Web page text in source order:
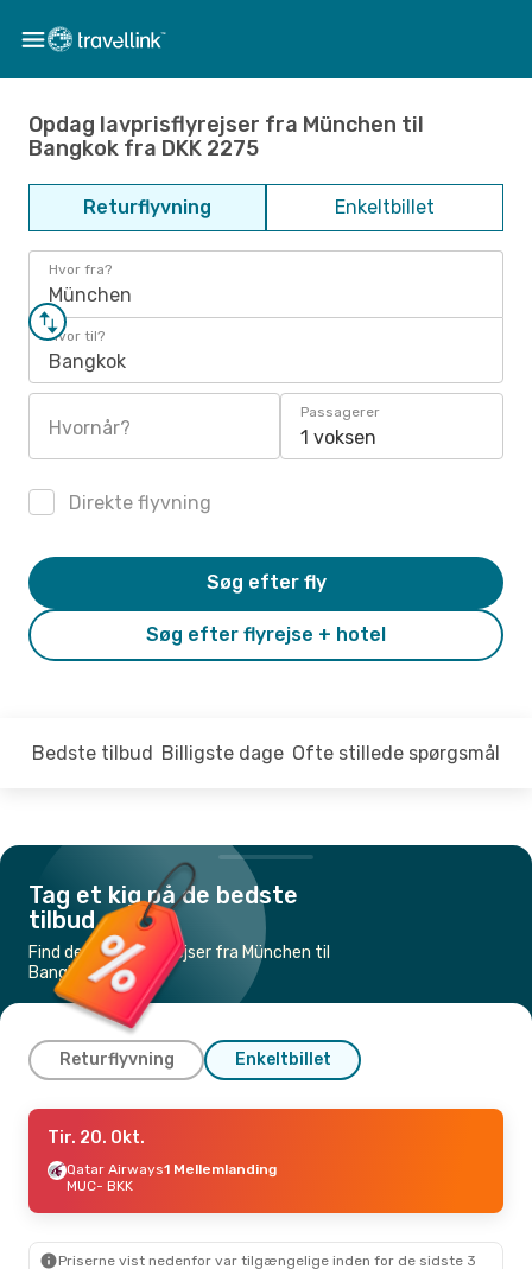
Opdag lavprisflyrejser fra München til
Bangkok fra DKK 2275
Returflyvning Enkeltbillet
Hvor fra?
München
Hvor til?
Bangkok
Hvornår?
Passagerer
1 voksen
Direkte flyvning
Søg efter flyrejse + hotel
Søg efter fly
Bedste tilbud Billigste dage Ofte stillede spørgsmål
Tag et kig på de bedste
tilbud
Find de billigste flyrejser fra München til
Bangkok
Returflyvning Enkeltbillet
Tor. 17. Sep.
Etihad Airways
1 Mellemlanding
Etihad Airways
BKK
- MUC
Tir. 20. Okt.
Qatar Airways1 Mellemlanding
MUC- BKK
Priserne vist nedenfor var tilgængelige inden for de sidste 3